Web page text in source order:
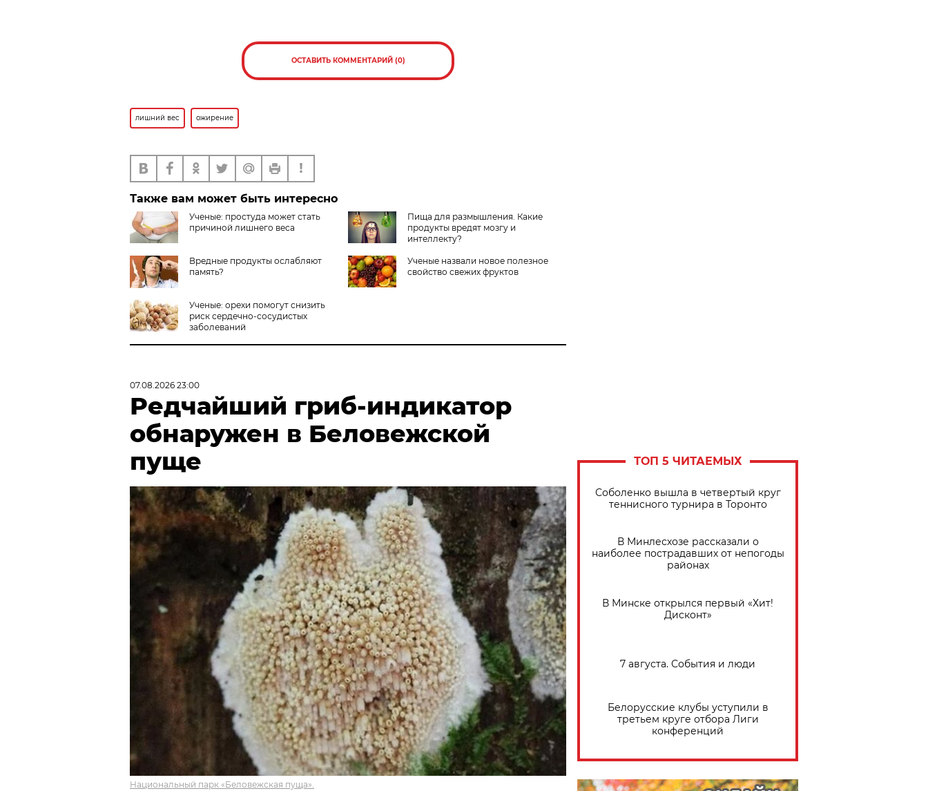
ОСТАВИТЬ КОММЕНТАРИЙ (0)
лишний вес ожирение
Также вам может быть интересно
Ученые: простуда может стать
причиной лишнего веса
Пища для размышления. Какие
продукты вредят мозгу и
интеллекту?
Вредные продукты ослабляют
память?
Ученые назвали новое полезное
свойство свежих фруктов
Ученые: орехи помогут снизить
риск сердечно-сосудистых
заболеваний
07.08.2026 23:00
Редчайший гриб-индикатор
обнаружен в Беловежской
пуще
Национальный парк «Беловежская пуща».
ТОП 5 ЧИТАЕМЫХ
Соболенко вышла в четвертый круг
теннисного турнира в Торонто
В Минлесхозе рассказали о
наиболее пострадавших от непогоды
районах
В Минске открылся первый «Хит!
Дисконт»
7 августа. События и люди
Белорусские клубы уступили в
третьем круге отбора Лиги
конференций